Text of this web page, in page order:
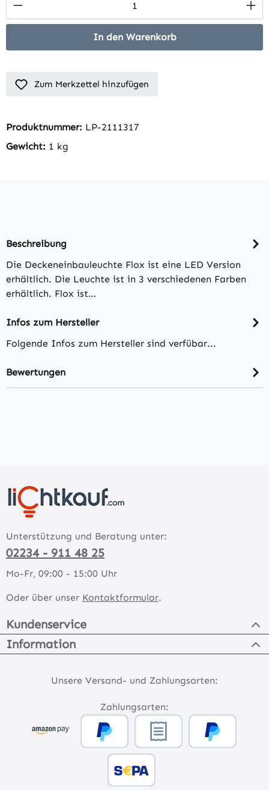
In den Warenkorb
Zum Merkzettel hinzufügen
Produktnummer: LP-2111317
Gewicht: 1 kg
Beschreibung
Die Deckeneinbauleuchte Flox ist eine LED Version
erhältlich. Die Leuchte ist in 3 verschiedenen Farben
erhältlich. Flox ist…
Infos zum Hersteller
Folgende Infos zum Hersteller sind verfübar...
Bewertungen
Unterstützung und Beratung unter:
02234 - 911 48 25
Mo-Fr, 09:00 - 15:00 Uhr
Oder über unser Kontaktformular.
Kundenservice
Information
Unsere Versand- und Zahlungsarten:
Zahlungsarten: